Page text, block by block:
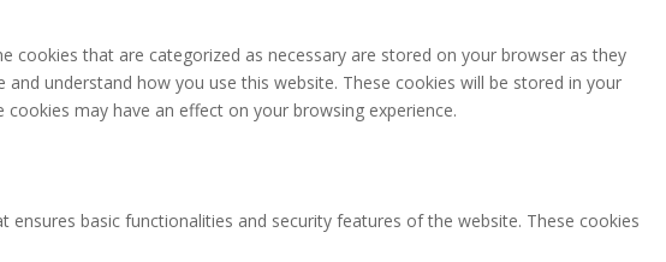
that are categorized as necessary are stored on your browser as they
understand how you use this website. These cookies will be stored in your
may have an effect on your browsing experience.
basic functionalities and security features of the website. These cookies